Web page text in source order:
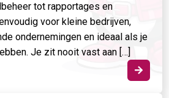
tot rapportages en
voor kleine bedrijven,
ondernemingen en ideaal als je
Je zit nooit vast aan […]
